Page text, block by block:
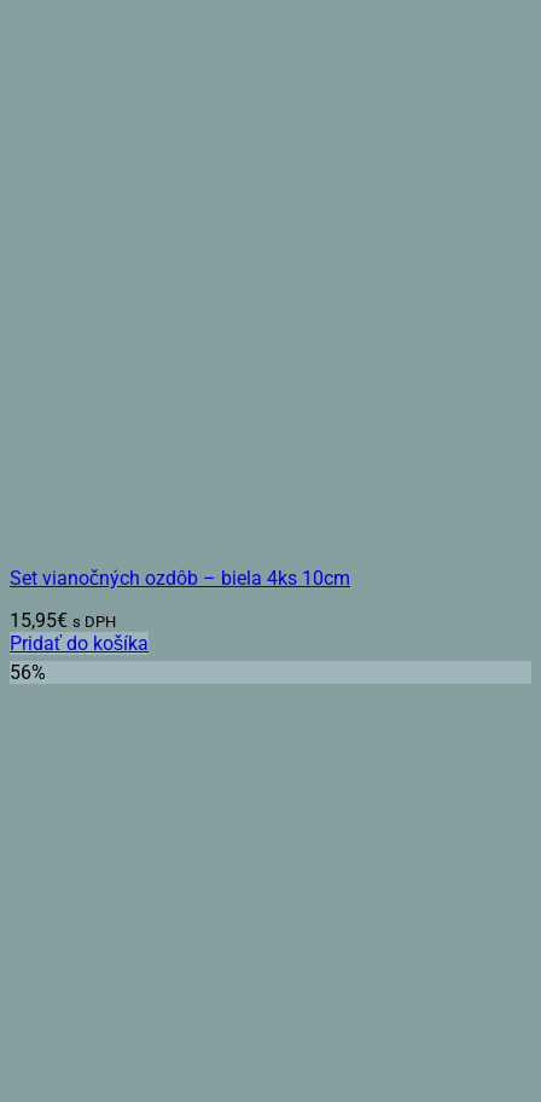
Set vianočných ozdôb – biela 4ks 10cm
15,95€ s DPH
Pridať do košíka
56%